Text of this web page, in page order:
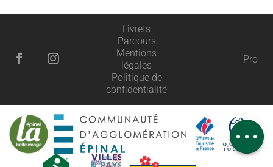
Tarifs
Avis
Livrets
Parcours
Mentions
légales
Politique de
confidentialité
Pro